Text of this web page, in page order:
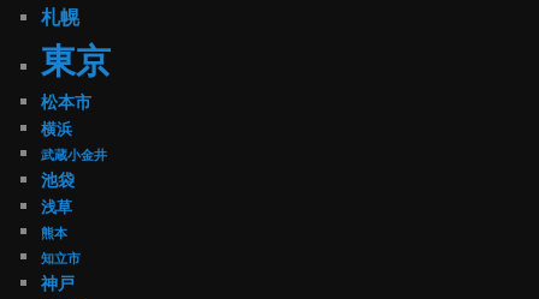
札幌
東京
松本市
横浜
武蔵小金井
池袋
浅草
熊本
知立市
神戸